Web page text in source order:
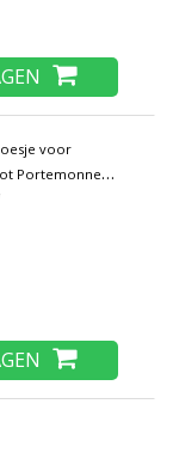
voor
Portemonnee